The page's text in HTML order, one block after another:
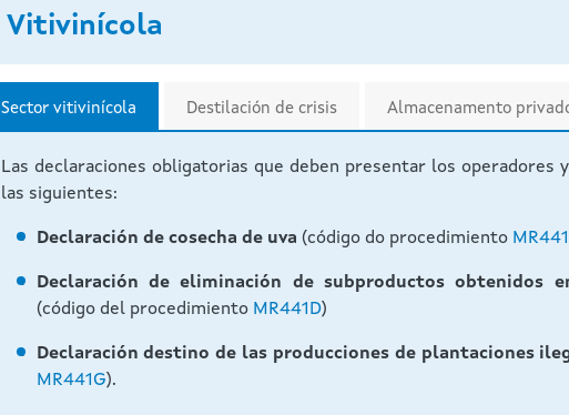
Vitivinícola
Sector vitivinícola Destilación de crisis Almacenamento
Las declaraciones obligatorias que deben presentar los operadores
las siguientes:
Declaración de cosecha de uva (código do procedimiento
Declaración de eliminación de subproductos obtenidos
(código del procedimiento MR441D)
Declaración destino de las producciones de plantaciones
MR441G).